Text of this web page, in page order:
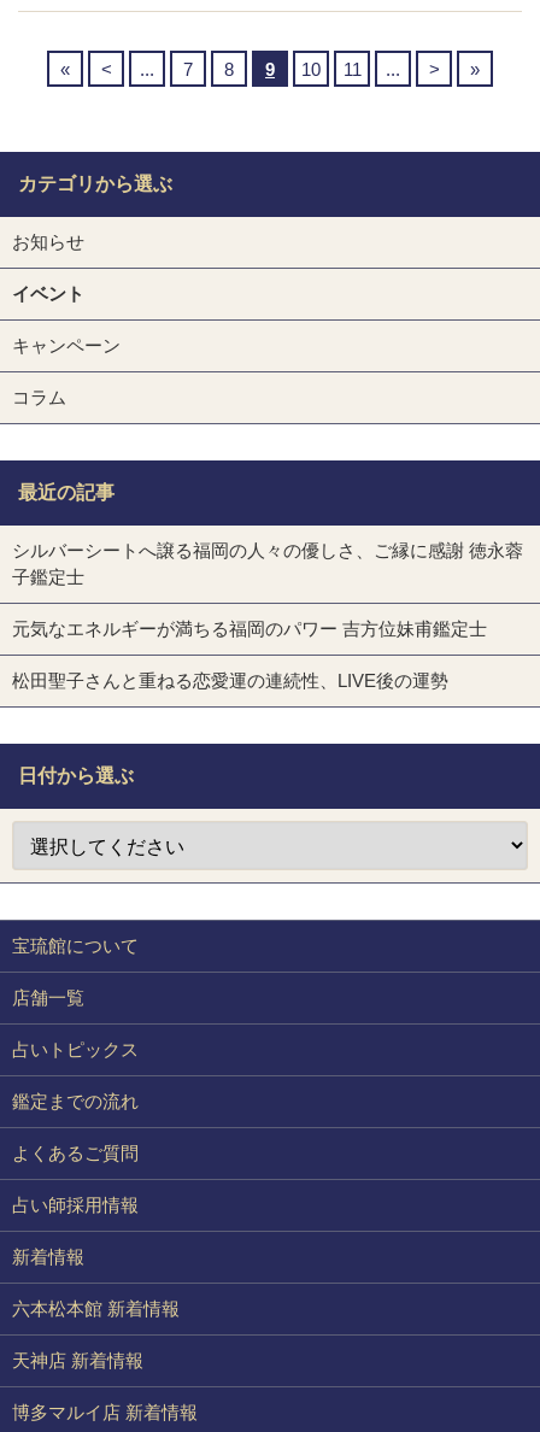
« < ... 7 8 9 10 11 ... > »
カテゴリから選ぶ
お知らせ
イベント
キャンペーン
コラム
最近の記事
シルバーシートへ譲る福岡の人々の優しさ、ご縁に感謝 徳永蓉
子鑑定士
元気なエネルギーが満ちる福岡のパワー 吉方位妹甫鑑定士
松田聖子さんと重ねる恋愛運の連続性、LIVE後の運勢
日付から選ぶ
宝琉館について
店舗一覧
占いトピックス
鑑定までの流れ
よくあるご質問
占い師採用情報
新着情報
六本松本館 新着情報
天神店 新着情報
博多マルイ店 新着情報